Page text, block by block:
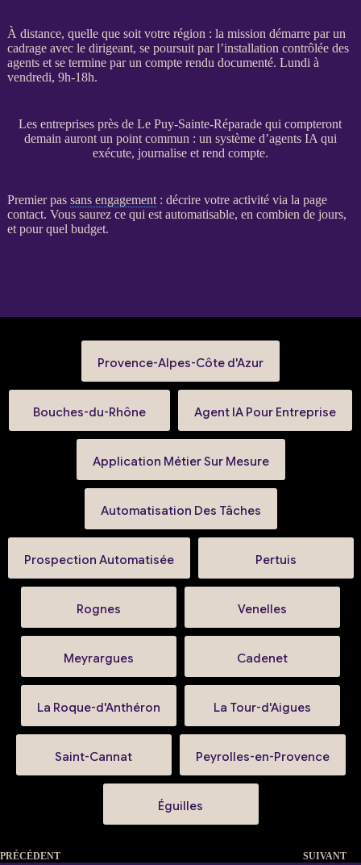
À distance, quelle que soit votre région : la mission démarre par un
cadrageavec le dirigeant, se poursuit par l’installation contrôlée des
agentset se termine par un compte rendu documenté. Lundi à
vendredi, 9h-18h.
Les entreprises près de Le Puy-Sainte-Réparade qui compteront
demain auront un point commun : un système d’agents IA qui
exécute, journalise et rend compte.
Premier pas sans engagement: décrire votre activité via la page
contact. Vous saurez ce qui est automatisable, en combien de jours,
et pour quel budget.
Provence-Alpes-Côte d'Azur
Bouches-du-Rhône Agent IA Pour Entreprise
Application Métier Sur Mesure
Automatisation Des Tâches
Prospection Automatisée Pertuis
Rognes Venelles
Meyrargues Cadenet
La Roque-d'Anthéron La Tour-d'Aigues
Saint-Cannat Peyrolles-en-Provence
Éguilles
PRÉCÉDENT SUIVANT